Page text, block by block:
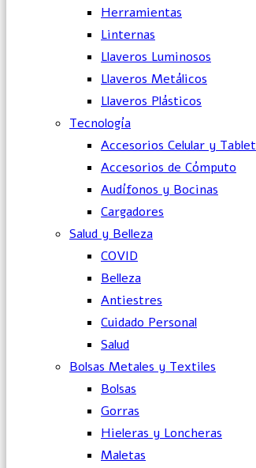
Herramientas
Linternas
Llaveros Luminosos
Llaveros Metálicos
Llaveros Plásticos
Tecnología
Accesorios Celular y Tablet
Accesorios de Cómputo
Audífonos y Bocinas
Cargadores
Salud y Belleza
COVID
Belleza
Antiestres
Cuidado Personal
Salud
Bolsas Metales y Textiles
Bolsas
Gorras
Hieleras y Loncheras
Maletas